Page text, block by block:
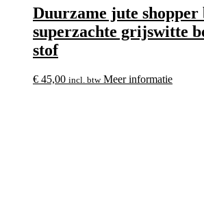
Duurzame jute shopper
superzachte grijswitte
stof
€ 45,00 incl. btw Meer informatie